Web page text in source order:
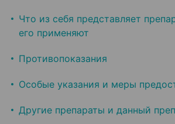
Что из себя представляет
его применяют
Противопоказания
Особые указания и меры
Другие препараты и данный